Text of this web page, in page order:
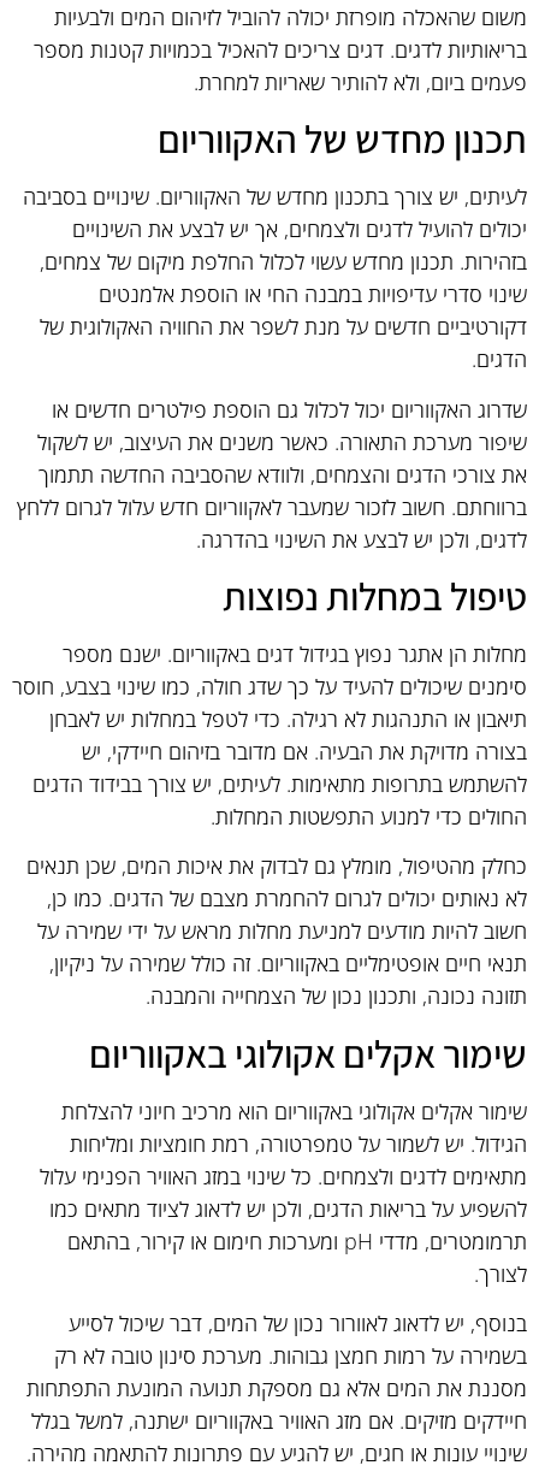
משום שהאכלה מופרזת יכולה להוביל לזיהום המים ולבעיות
בריאותיות לדגים. דגים צריכים להאכיל בכמויות קטנות מספר
פעמים ביום, ולא להותיר שאריות למחרת.
תכנון מחדש של האקווריום
לעיתים, יש צורך בתכנון מחדש של האקווריום. שינויים בסביבה
יכולים להועיל לדגים ולצמחים, אך יש לבצע את השינויים
בזהירות. תכנון מחדש עשוי לכלול החלפת מיקום של צמחים,
שינוי סדרי עדיפויות במבנה החי או הוספת אלמנטים
דקורטיביים חדשים על מנת לשפר את החוויה האקולוגית של
הדגים.
שדרוג האקווריום יכול לכלול גם הוספת פילטרים חדשים או
שיפור מערכת התאורה. כאשר משנים את העיצוב, יש לשקול
את צורכי הדגים והצמחים, ולוודא שהסביבה החדשה תתמוך
ברווחתם. חשוב לזכור שמעבר לאקווריום חדש עלול לגרום ללחץ
לדגים, ולכן יש לבצע את השינוי בהדרגה.
טיפול במחלות נפוצות
מחלות הן אתגר נפוץ בגידול דגים באקווריום. ישנם מספר
סימנים שיכולים להעיד על כך שדג חולה, כמו שינוי בצבע, חוסר
תיאבון או התנהגות לא רגילה. כדי לטפל במחלות יש לאבחן
בצורה מדויקת את הבעיה. אם מדובר בזיהום חיידקי, יש
להשתמש בתרופות מתאימות. לעיתים, יש צורך בבידוד הדגים
החולים כדי למנוע התפשטות המחלות.
כחלק מהטיפול, מומלץ גם לבדוק את איכות המים, שכן תנאים
לא נאותים יכולים לגרום להחמרת מצבם של הדגים. כמו כן,
חשוב להיות מודעים למניעת מחלות מראש על ידי שמירה על
תנאי חיים אופטימליים באקווריום. זה כולל שמירה על ניקיון,
תזונה נכונה, ותכנון נכון של הצמחייה והמבנה.
שימור אקלים אקולוגי באקווריום
שימור אקלים אקולוגי באקווריום הוא מרכיב חיוני להצלחת
הגידול. יש לשמור על טמפרטורה, רמת חומציות ומליחות
מתאימים לדגים ולצמחים. כל שינוי במזג האוויר הפנימי עלול
להשפיע על בריאות הדגים, ולכן יש לדאוג לציוד מתאים כמו
תרמומטרים, מדדי pH ומערכות חימום או קירור, בהתאם
לצורך.
בנוסף, יש לדאוג לאוורור נכון של המים, דבר שיכול לסייע
בשמירה על רמות חמצן גבוהות. מערכת סינון טובה לא רק
מסננת את המים אלא גם מספקת תנועה המונעת התפתחות
חיידקים מזיקים. אם מזג האוויר באקווריום ישתנה, למשל בגלל
שינויי עונות או חגים, יש להגיע עם פתרונות להתאמה מהירה.